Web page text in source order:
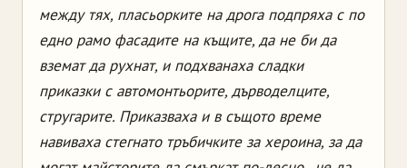
между тях, пласьорките на дрога подпряха с по
едно рамо фасадите на къщите, да не би да
вземат да рухнат, и подхванаха сладки
приказки с автомонтьорите, дърводелците,
стругарите. Приказваха и в същото време
навиваха стегнато тръбичките за хероина, за да